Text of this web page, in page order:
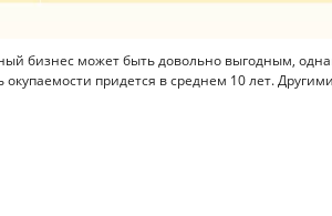
бизнес может быть довольно выгодным,
придется в среднем 10 лет.